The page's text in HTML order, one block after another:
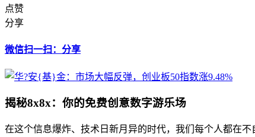
点赞
分享
微信扫一扫：分享
揭秘8x8x：你的免费创意数字游乐场
在这个信息爆炸、技术日新月异的时代，我们每个人都在